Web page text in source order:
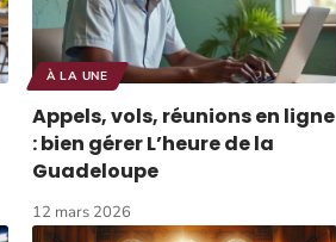
À LA UNE
Appels, vols, réunions en ligne
: bien gérer L’heure de la
Guadeloupe
12 mars 2026